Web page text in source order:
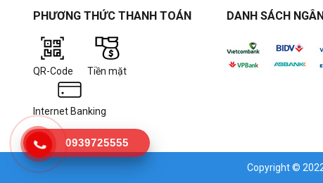
PHƯƠNG THỨC THANH TOÁN
QR-Code Tiền mặt
Internet Banking
DANH SÁCH
Copyright © 2022
0939725555